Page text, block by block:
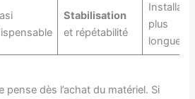
Stabilisation
et répétabilité
plus
longue
pense dès l’achat du matériel. Si